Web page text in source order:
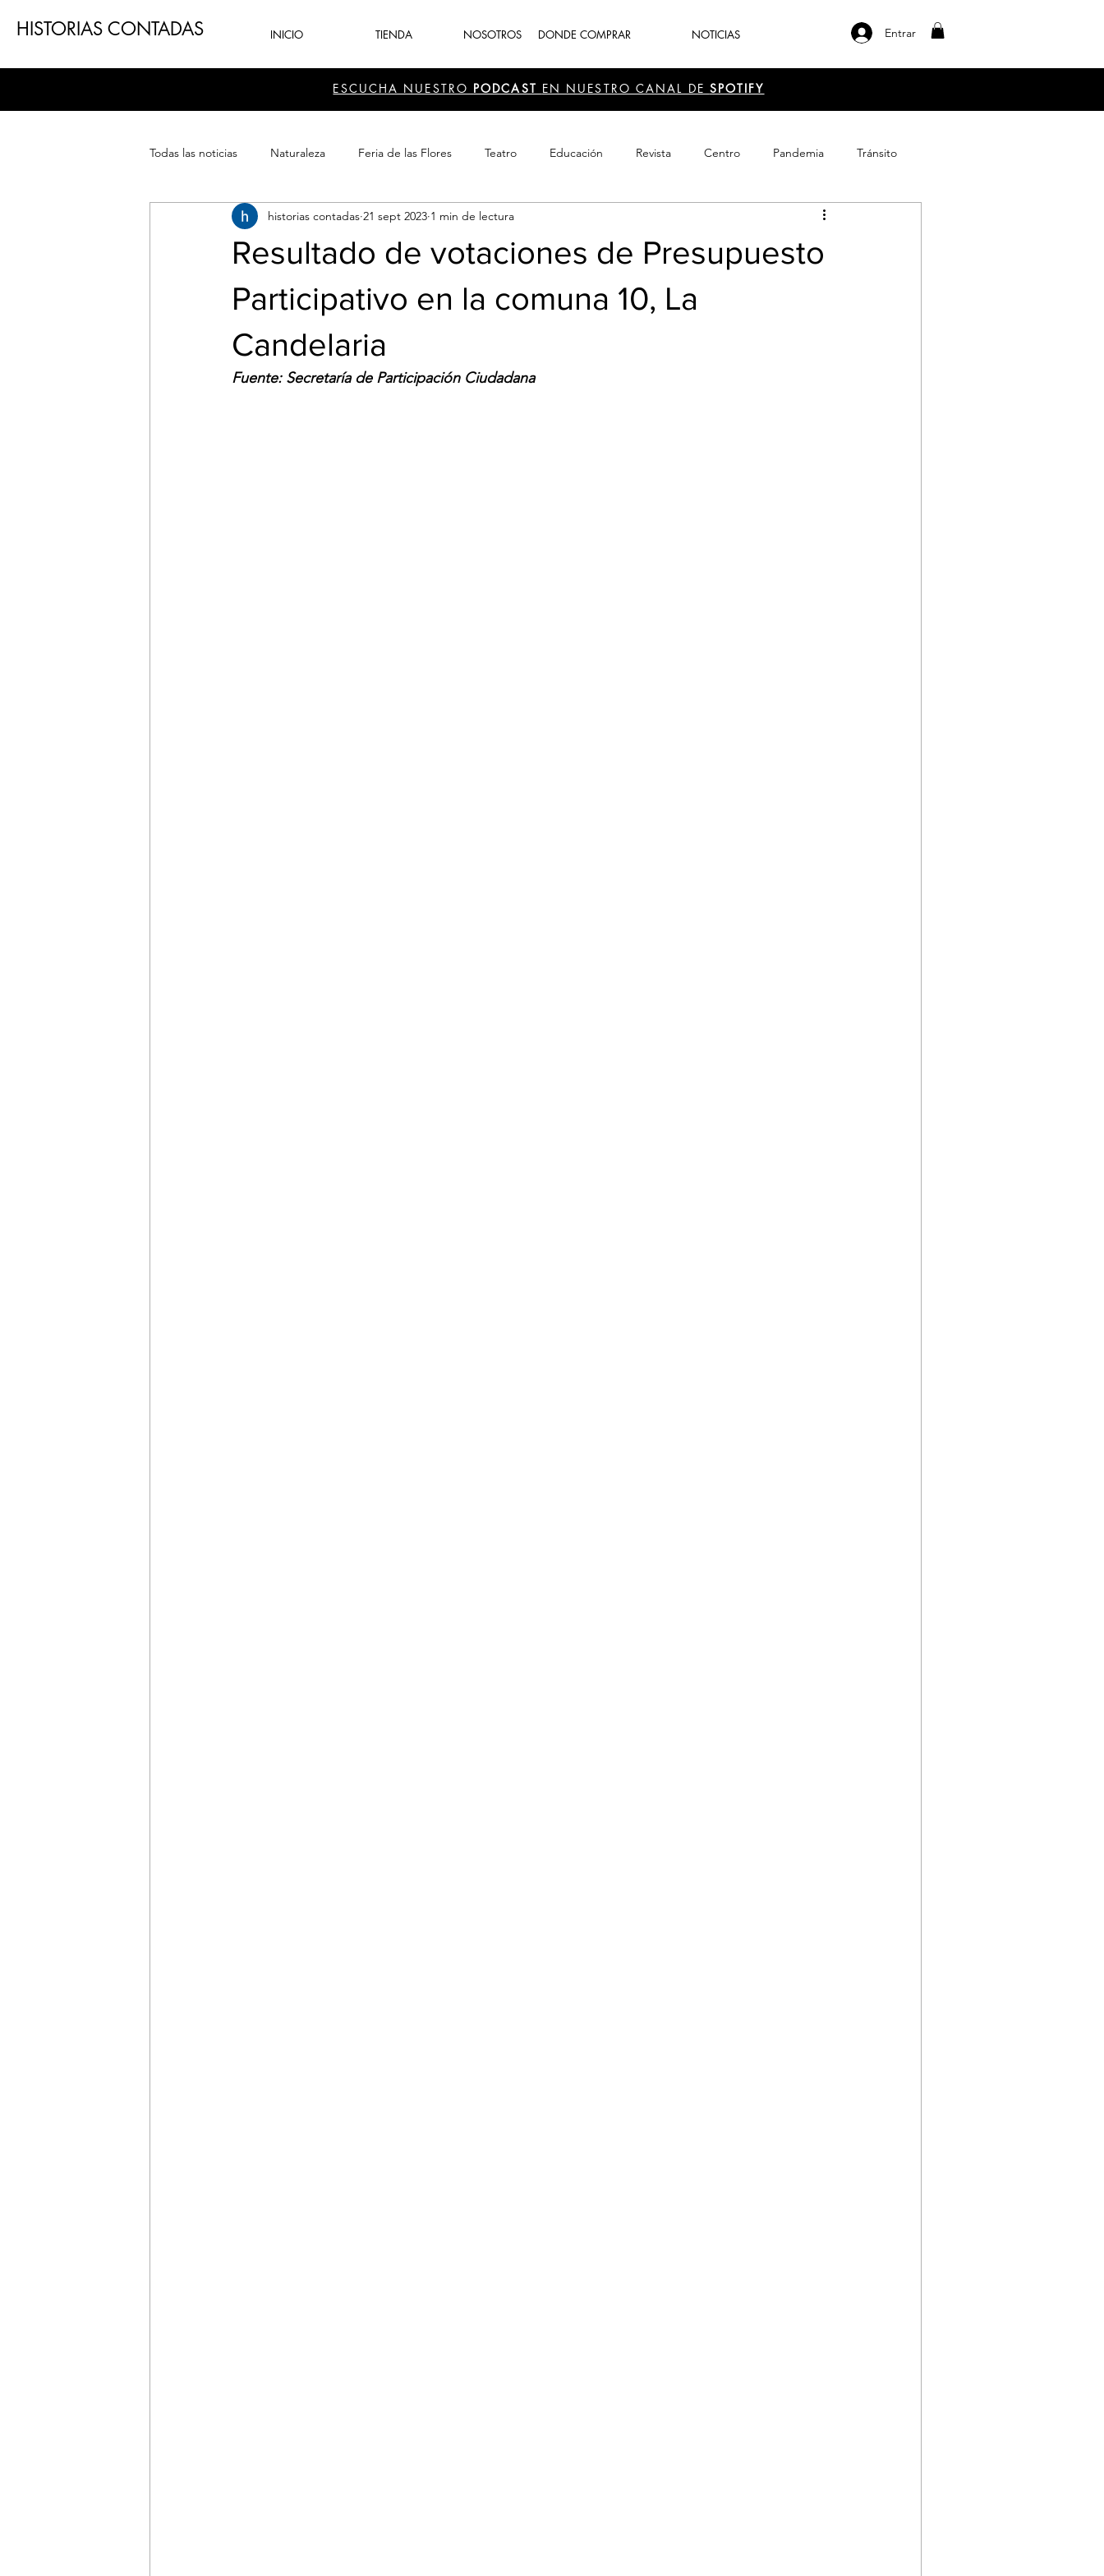
HISTORIAS CONTADAS INICIO TIENDA NOSOTROS DONDE COMPRAR NOTICIAS Entrar
ESCUCHA NUESTRO PODCAST EN NUESTRO CANAL DE SPOTIFY
Todas las noticias Naturaleza Feria de las Flores Teatro Educación Revista Centro Pandemia Tránsito
Patrimonio Sector Cultura Recreación Emprendimiento
Resultado de votaciones de Presupuesto
Participativo en la comuna 10, La
Candelaria
historias contadas 21 sept 2023 1 min de lectura
Fuente: Secretaría de Participación Ciudadana